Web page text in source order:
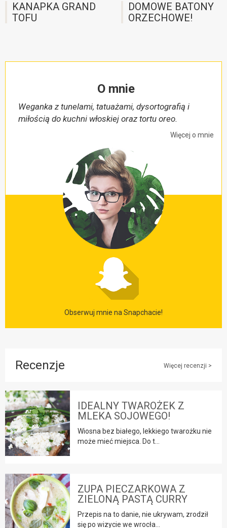
KANAPKA GRAND
TOFU
DOMOWE BATONY
ORZECHOWE!
O mnie
Weganka z tunelami, tatuażami, dysortografią i
miłością do kuchni włoskiej oraz tortu oreo.
Więcej o mnie
Obserwuj mnie na Snapchacie!
Recenzje Więcej recenzji >
IDEALNY TWAROŻEK Z
MLEKA SOJOWEGO!
Wiosna bez białego, lekkiego twarożku nie
może mieć miejsca. Do t...
ZUPA PIECZARKOWA Z
ZIELONĄ PASTĄ CURRY
Przepis na to danie, nie ukrywam, zrodził
się po wizycie we wrocła...